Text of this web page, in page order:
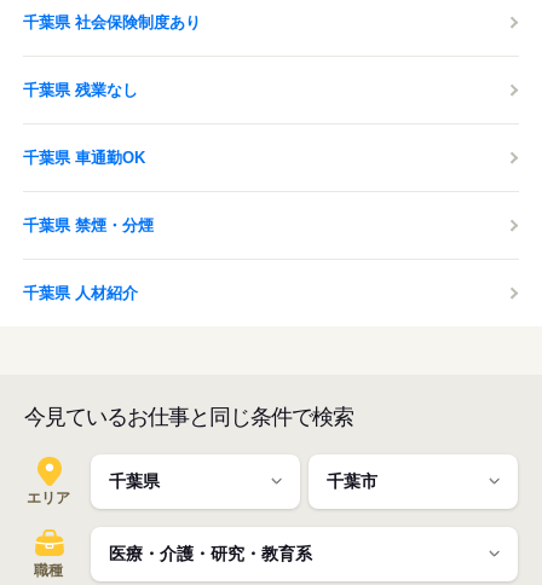
千葉県 社会保険制度あり
千葉県 残業なし
千葉県 車通勤OK
千葉県 禁煙・分煙
千葉県 人材紹介
今見ているお仕事と同じ条件で検索
エリア
職種